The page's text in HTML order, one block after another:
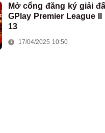
Mở cổng đăng ký giải
GPlay Premier League II
13
17/04/2025 10:50